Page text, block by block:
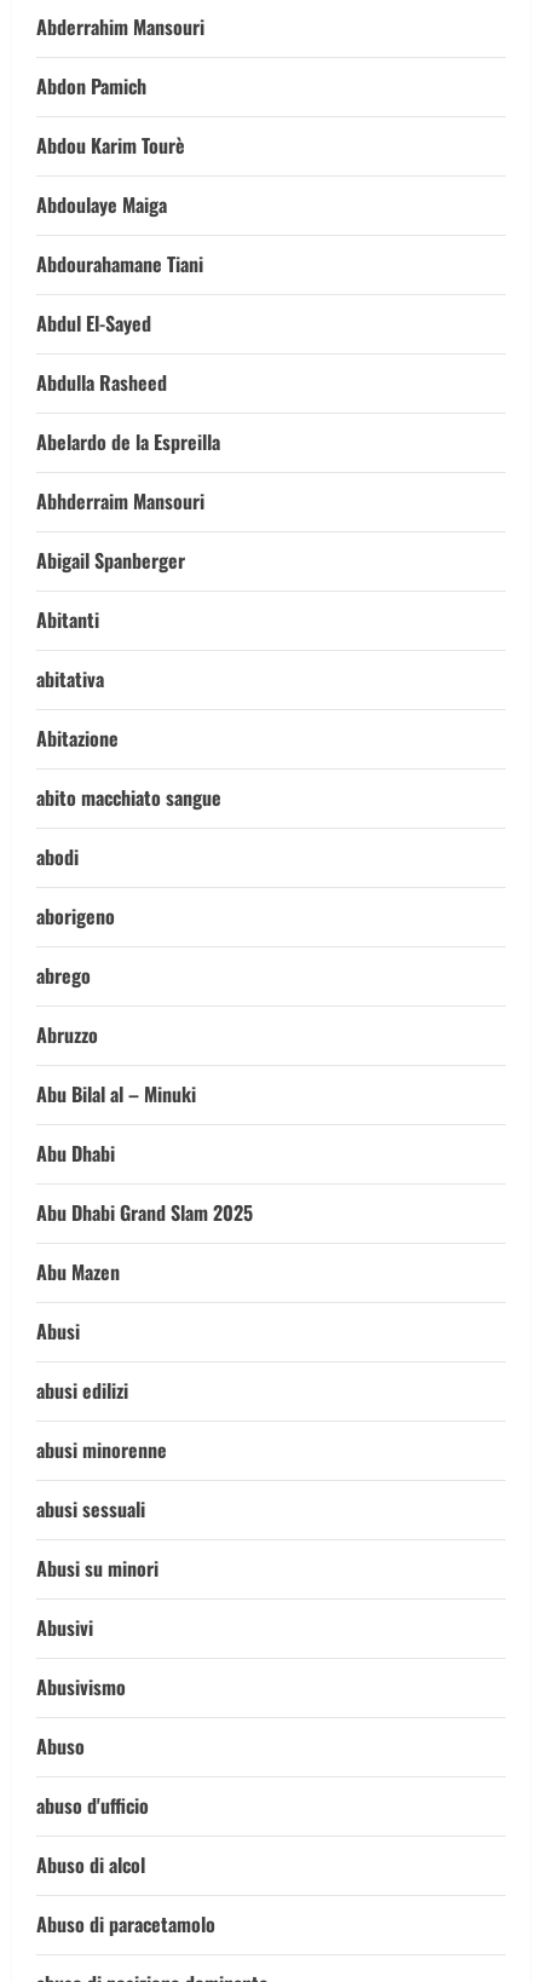
Abderrahim Mansouri
Abdon Pamich
Abdou Karim Tourè
Abdoulaye Maiga
Abdourahamane Tiani
Abdul El-Sayed
Abdulla Rasheed
Abelardo de la Espreilla
Abhderraim Mansouri
Abigail Spanberger
Abitanti
abitativa
Abitazione
abito macchiato sangue
abodi
aborigeno
abrego
Abruzzo
Abu Bilal al – Minuki
Abu Dhabi
Abu Dhabi Grand Slam 2025
Abu Mazen
Abusi
abusi edilizi
abusi minorenne
abusi sessuali
Abusi su minori
Abusivi
Abusivismo
Abuso
abuso d'ufficio
Abuso di alcol
Abuso di paracetamolo